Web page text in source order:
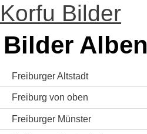
Korfu Bilder
Bilder Alben
Freiburger Altstadt
Freiburg von oben
Freiburger Münster